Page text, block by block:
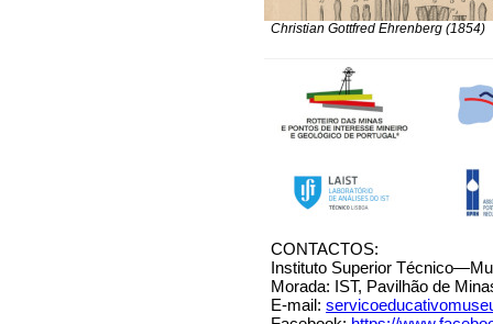
Christian Gottfred Ehrenberg (1854)
CONTACTOS:
Instituto Superior
Morada: IST, Pavilhão de
E-mail: